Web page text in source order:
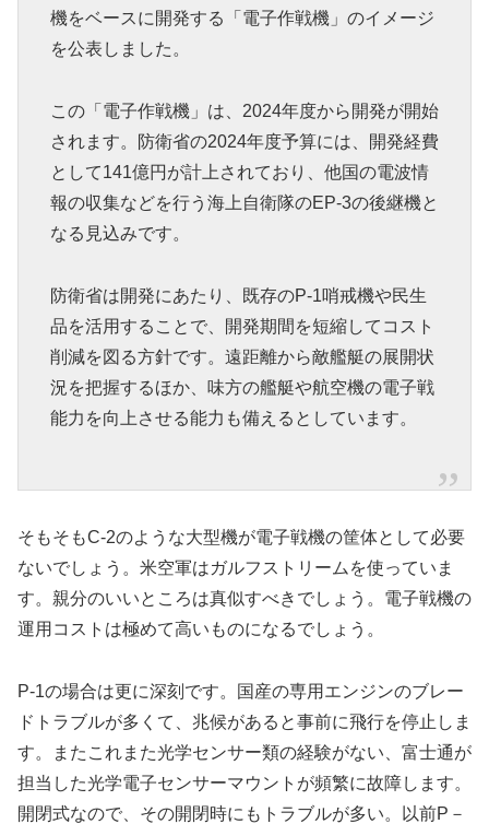
機をベースに開発する「電子作戦機」のイメージ
を公表しました。
この「電子作戦機」は、2024年度から開発が開始
されます。防衛省の2024年度予算には、開発経費
として141億円が計上されており、他国の電波情
報の収集などを行う海上自衛隊のEP-3の後継機と
なる見込みです。
防衛省は開発にあたり、既存のP-1哨戒機や民生
品を活用することで、開発期間を短縮してコスト
削減を図る方針です。遠距離から敵艦艇の展開状
況を把握するほか、味方の艦艇や航空機の電子戦
能力を向上させる能力も備えるとしています。
そもそもC-2のような大型機が電子戦機の筐体として必要
ないでしょう。米空軍はガルフストリームを使っていま
す。親分のいいところは真似すべきでしょう。電子戦機の
運用コストは極めて高いものになるでしょう。
P-1の場合は更に深刻です。国産の専用エンジンのブレー
ドトラブルが多くて、兆候があると事前に飛行を停止しま
す。またこれまた光学センサー類の経験がない、富士通が
担当した光学電子センサーマウントが頻繁に故障します。
開閉式なので、その開閉時にもトラブルが多い。以前P－